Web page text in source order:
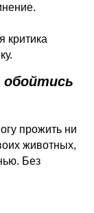
критика
прожить ни
животных,
Без